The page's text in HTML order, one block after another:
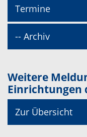
Termine
-- Archiv
Weitere
Einrichtungen
Zur Übersicht